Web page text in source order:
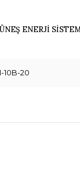
ENERJİ
10B-20